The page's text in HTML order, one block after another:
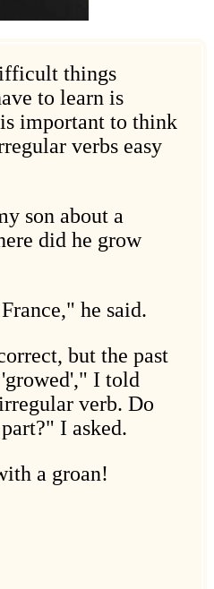
things
to learn is
important to think
verbs easy
son about a
did he grow
he said.
but the past
I told
verb. Do
I asked.
a groan!